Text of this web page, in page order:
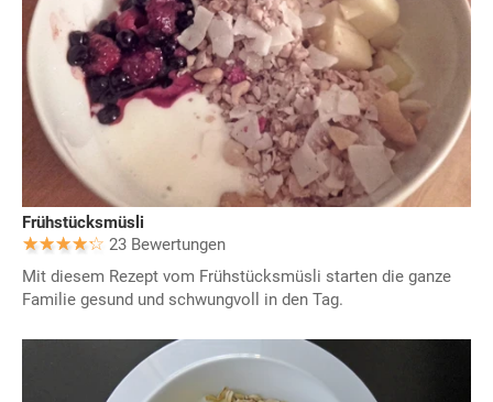
Frühstücksmüsli
23 Bewertungen
Mit diesem Rezept vom Frühstücksmüsli starten die ganze
Familie gesund und schwungvoll in den Tag.